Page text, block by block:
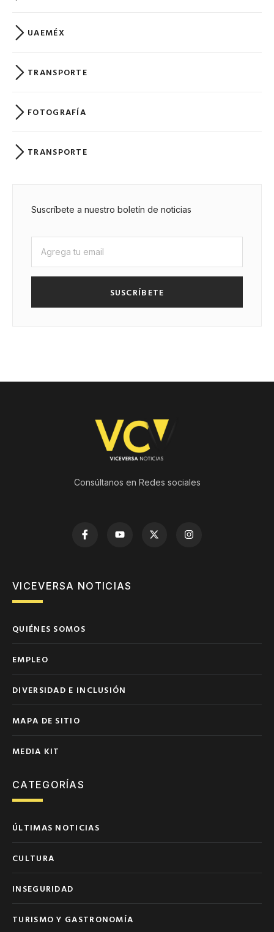
UAEMÉX
TRANSPORTE
FOTOGRAFÍA
TRANSPORTE
Suscríbete a nuestro boletín de noticias
SUSCRÍBETE
Consúltanos en Redes sociales
VICEVERSA NOTICIAS
QUIÉNES SOMOS
EMPLEO
DIVERSIDAD E INCLUSIÓN
MAPA DE SITIO
MEDIA KIT
CATEGORÍAS
ÚLTIMAS NOTICIAS
CULTURA
INSEGURIDAD
TURISMO Y GASTRONOMÍA